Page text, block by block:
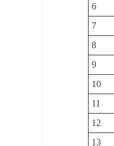
6
7
8
9
10
11
12
13